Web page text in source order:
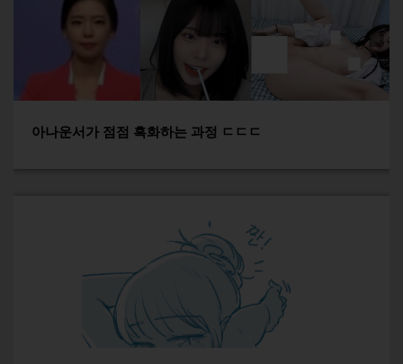
아나운서가 점점 흑화하는 과정 ㄷㄷㄷ